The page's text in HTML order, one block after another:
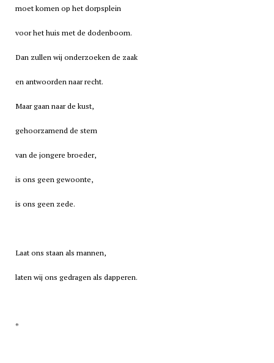
moet komen op het dorpsplein
voor het huis met de dodenboom.
Dan zullen wij onderzoeken de zaak
en antwoorden naar recht.
Maar gaan naar de kust,
gehoorzamend de stem
van de jongere broeder,
is ons geen gewoonte,
is ons geen zede.
Laat ons staan als mannen,
laten wij ons gedragen als dapperen.
*